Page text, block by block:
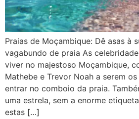
Praias de Moçambique: Dê asas à
vagabundo de praia As
viver no majestoso Moçambique,
Mathebe e Trevor Noah a serem
entrar no comboio da praia.
uma estrela, sem a enorme
estas […]